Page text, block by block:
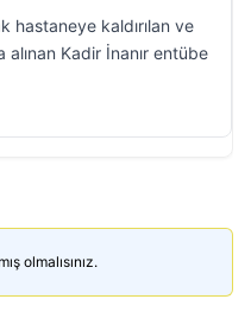
hastaneye kaldırılan ve
Kadir İnanır entübe
olmalısınız.